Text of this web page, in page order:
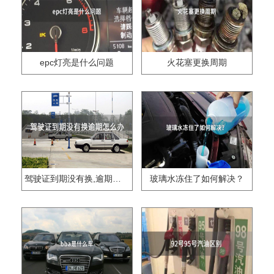
epc灯亮是什么问题 火花塞更换周期
驾驶证到期没有换,逾期怎么办?? 玻璃水冻住了如何解决？